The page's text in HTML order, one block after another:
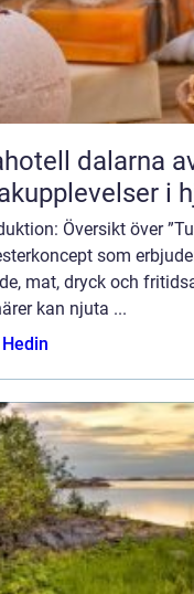
dalarna avkoppling, natur och
i
Översikt över
som
mat, dryck och
kan njuta ...